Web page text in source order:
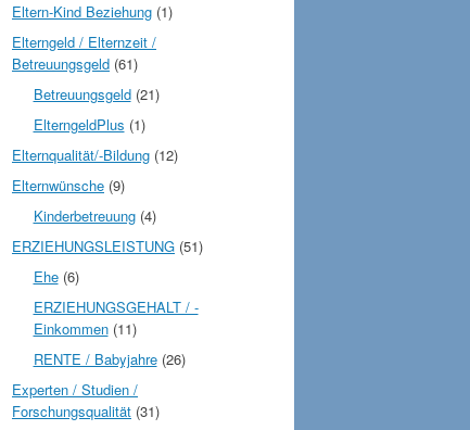
Eltern-Kind Beziehung (1)
Elterngeld / Elternzeit /
Betreuungsgeld (61)
Betreuungsgeld(21)
ElterngeldPlus (1)
Elternqualität/-Bildung (12)
Elternwünsche (9)
Kinderbetreuung(4)
ERZIEHUNGSLEISTUNG (51)
Ehe(6)
ERZIEHUNGSGEHALT / -
Einkommen(11)
RENTE / Babyjahre(26)
Experten / Studien /
Forschungsqualität (31)